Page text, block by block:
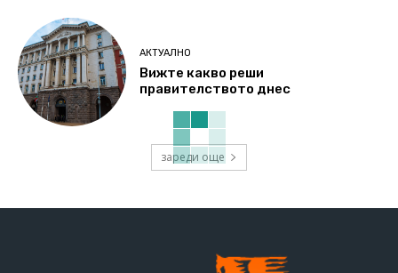
АКТУАЛНО
Вижте какво реши
правителството днес
зареди още